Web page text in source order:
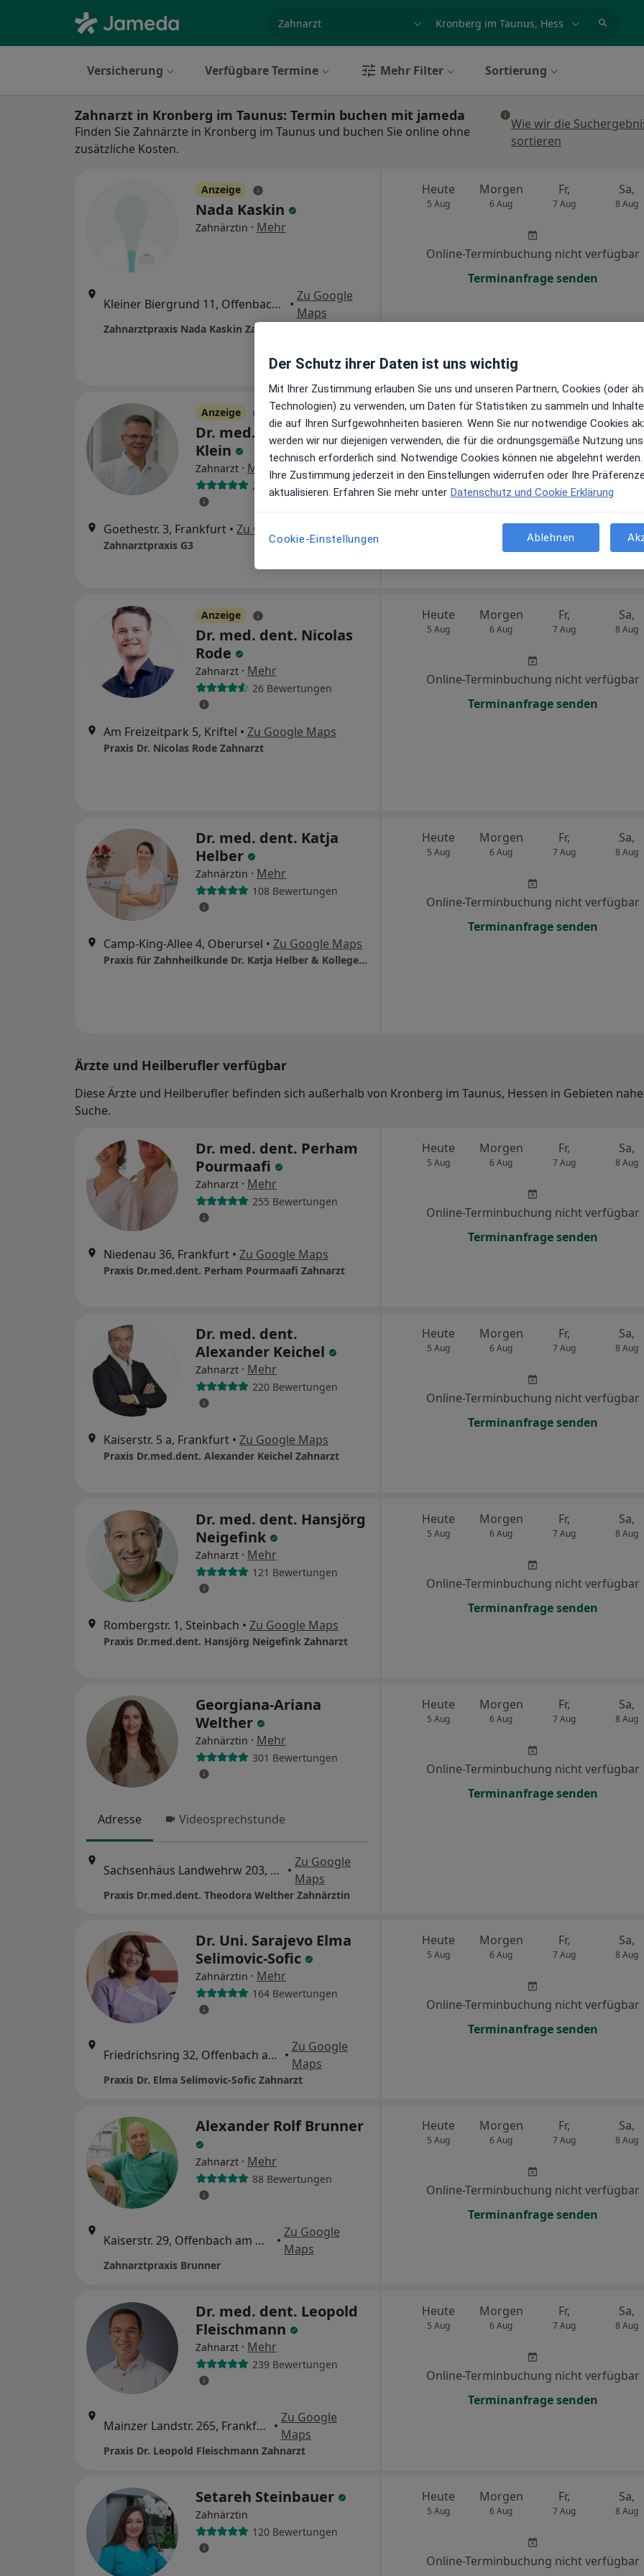
Versicherung Verfügbare Termine Mehr Filter Sortierung
Zahnarzt in Kronberg im Taunus: Termin buchen mit jameda
Finden Sie Zahnärzte in Kronberg im Taunus und buchen Sie online ohne
zusätzliche Kosten.
Wie wir die
sortieren
Anzeige
Nada Kaskin
Zahnärztin · Mehr
Kleiner Biergrund 11, Offenbach am Main •
Zu Google
Maps
Zahnarztpraxis Nada Kaskin Zahnärztin
Heute
5 Aug
Morgen
6 Aug
Fr,
7 Aug
Sa,
8 Aug
Online-Terminbuchung nicht verfügbar
Terminanfrage senden
Anzeige
Dr. med. dent. Filip
Klein
Zahnarzt · Mehr
220 Bewertungen
Goethestr. 3, Frankfurt • Zu Google Maps
Zahnarztpraxis G3
Heute
5 Aug
Morgen
6 Aug
Fr,
7 Aug
Sa,
8 Aug
Online-Terminbuchung nicht verfügbar
Telefonnummer anzeigen
Anzeige
Dr. med. dent. Nicolas
Rode
Zahnarzt · Mehr
26 Bewertungen
Am Freizeitpark 5, Kriftel • Zu Google Maps
Praxis Dr. Nicolas Rode Zahnarzt
Heute
5 Aug
Morgen
6 Aug
Fr,
7 Aug
Sa,
8 Aug
Online-Terminbuchung nicht verfügbar
Terminanfrage senden
Dr. med. dent. Katja
Helber
Zahnärztin · Mehr
108 Bewertungen
Camp-King-Allee 4, Oberursel • Zu Google Maps
Praxis für Zahnheilkunde Dr. Katja Helber & Kollegen Zahnärztin
Heute
5 Aug
Morgen
6 Aug
Fr,
7 Aug
Sa,
8 Aug
Online-Terminbuchung nicht verfügbar
Terminanfrage senden
Ärzte und Heilberufler verfügbar
Diese Ärzte und Heilberufler befinden sich außerhalb von Kronberg im Taunus, Hessen in Gebieten
Suche.
Dr. med. dent. Perham
Pourmaafi
Zahnarzt · Mehr
255 Bewertungen
Niedenau 36, Frankfurt • Zu Google Maps
Praxis Dr.med.dent. Perham Pourmaafi Zahnarzt
Heute
5 Aug
Morgen
6 Aug
Fr,
7 Aug
Sa,
8 Aug
Online-Terminbuchung nicht verfügbar
Terminanfrage senden
Dr. med. dent.
Alexander Keichel
Zahnarzt · Mehr
220 Bewertungen
Kaiserstr. 5 a, Frankfurt • Zu Google Maps
Praxis Dr.med.dent. Alexander Keichel Zahnarzt
Heute
5 Aug
Morgen
6 Aug
Fr,
7 Aug
Sa,
8 Aug
Online-Terminbuchung nicht verfügbar
Terminanfrage senden
Dr. med. dent. Hansjörg
Neigefink
Zahnarzt · Mehr
121 Bewertungen
Rombergstr. 1, Steinbach • Zu Google Maps
Praxis Dr.med.dent. Hansjörg Neigefink Zahnarzt
Heute
5 Aug
Morgen
6 Aug
Fr,
7 Aug
Sa,
8 Aug
Online-Terminbuchung nicht verfügbar
Terminanfrage senden
Georgiana-Ariana
Welther
Zahnärztin · Mehr
301 Bewertungen
Adresse Videosprechstunde
Sachsenhäus Landwehrw 203, Frankfurt •
Zu Google
Maps
Praxis Dr.med.dent. Theodora Welther Zahnärztin
Heute
5 Aug
Morgen
6 Aug
Fr,
7 Aug
Sa,
8 Aug
Online-Terminbuchung nicht verfügbar
Terminanfrage senden
Dr. Uni. Sarajevo Elma
Selimovic-Sofic
Zahnärztin · Mehr
164 Bewertungen
Friedrichsring 32, Offenbach am Main •
Zu Google
Maps
Praxis Dr. Elma Selimovic-Sofic Zahnarzt
Heute
5 Aug
Morgen
6 Aug
Fr,
7 Aug
Sa,
8 Aug
Online-Terminbuchung nicht verfügbar
Terminanfrage senden
Alexander Rolf Brunner
Zahnarzt · Mehr
88 Bewertungen
Kaiserstr. 29, Offenbach am Main •
Zu Google
Maps
Zahnarztpraxis Brunner
Heute
5 Aug
Morgen
6 Aug
Fr,
7 Aug
Sa,
8 Aug
Online-Terminbuchung nicht verfügbar
Terminanfrage senden
Dr. med. dent. Leopold
Fleischmann
Zahnarzt · Mehr
239 Bewertungen
Mainzer Landstr. 265, Frankfurt •
Zu Google
Maps
Praxis Dr. Leopold Fleischmann Zahnarzt
Heute
5 Aug
Morgen
6 Aug
Fr,
7 Aug
Sa,
8 Aug
Online-Terminbuchung nicht verfügbar
Terminanfrage senden
Setareh Steinbauer
Zahnärztin
120 Bewertungen
Heute
5 Aug
Morgen
6 Aug
Fr,
7 Aug
Sa,
8 Aug
Online-Terminbuchung nicht verfügbar
Der Schutz ihrer Daten ist uns wichtig
Mit Ihrer Zustimmung erlauben Sie uns und unseren Partnern, Cookies (oder
Technologien) zu verwenden, um Daten für Statistiken zu sammeln und
die auf Ihren Surfgewohnheiten basieren. Wenn Sie nur notwendige Cookies
werden wir nur diejenigen verwenden, die für die ordnungsgemäße Nutzung
technisch erforderlich sind. Notwendige Cookies können nie abgelehnt werden.
Ihre Zustimmung jederzeit in den Einstellungen widerrufen oder Ihre
aktualisieren. Erfahren Sie mehr unter Datenschutz und Cookie Erklärung
Cookie-Einstellungen Ablehnen